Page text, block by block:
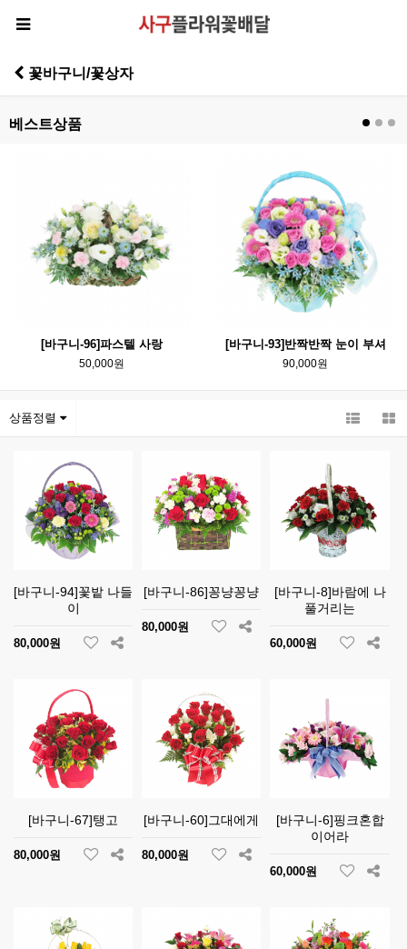
꽃바구니/꽃상자
베스트상품
[바구니-96]파스텔 사랑
50,000원
[바구니-93]반짝반짝 눈이 부셔
90,000원
상품정렬
[바구니-94]꽃밭 나들
이
80,000원
[바구니-86]꽁냥꽁냥
80,000원
[바구니-8]바람에 나
풀거리는
60,000원
[바구니-67]탱고
80,000원
[바구니-60]그대에게
80,000원
[바구니-6]핑크혼합
이어라
60,000원